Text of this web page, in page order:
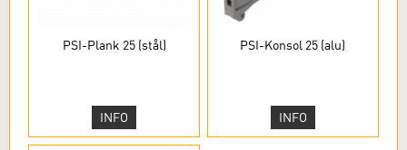
PSI-Plank 25 (stål)
INFO
PSI-Konsol 25 (alu)
INFO